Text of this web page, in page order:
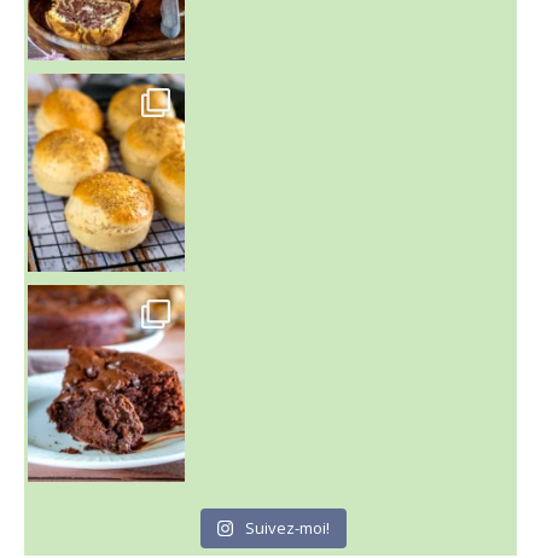
~ BUNS MAISON ~
Un peu de boulange par ici au
~ GÂTEAU FONDANT CHOCO NOISETTE ~
C'est lundi
Suivez-moi!